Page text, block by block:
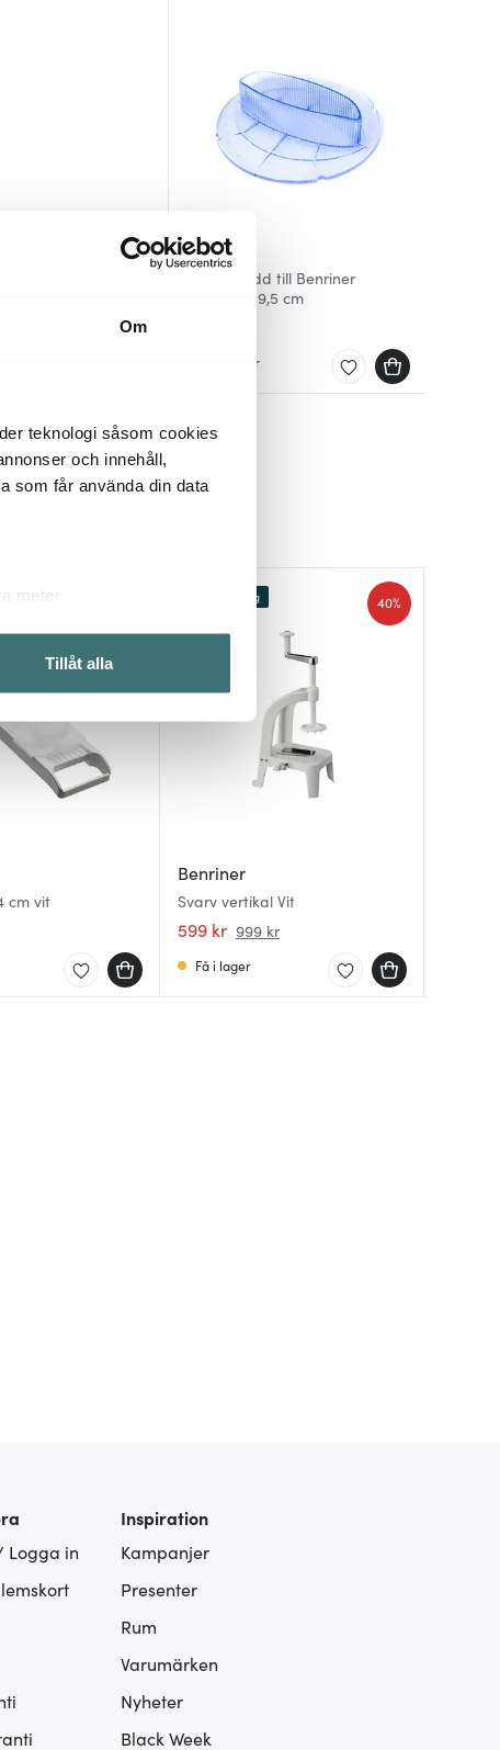
Om
teknologi såsom cookies
och innehåll,
som får använda din data
meter
tycker om. Det gör också
som du vill dela med dig
Tillåt alla
Benriner
Fingerskydd till Benriner
Mandolin 9,5 cm
Få i lager
cm vit
Benriner
Svarv vertikal Vit
599 kr 999 kr
40%
Lagerrensning
Få i lager
Logga in
Inspiration
Kampanjer
Presenter
Rum
Varumärken
Nyheter
Black Week